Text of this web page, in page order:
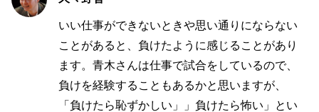
いい仕事ができないときや思い通りにならない
ことがあると、負けたように感じることがあり
ます。青木さんは仕事で試合をしているので、
負けを経験することもあるかと思いますが、
「負けたら恥ずかしい」」負けたら怖い」とい